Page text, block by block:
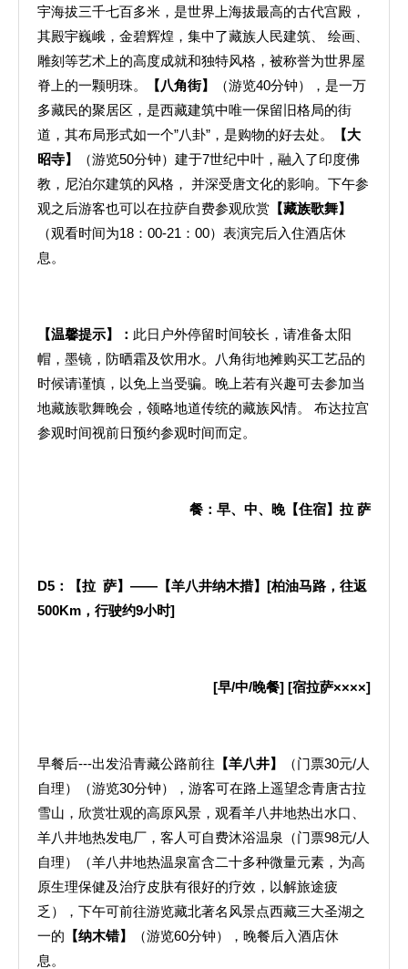
宇海拔三千七百多米，是世界上海拔最高的古代宫殿，
其殿宇巍峨，金碧辉煌，集中了藏族人民建筑、 绘画、
雕刻等艺术上的高度成就和独特风格，被称誉为世界屋
脊上的一颗明珠。
【八角街】
（游览40分钟），是一万
多藏民的聚居区，是西藏建筑中唯一保留旧格局的街
道，其布局形式如一个”八卦”，是购物的好去处。
【大
昭寺】
（游览50分钟）建于7世纪中叶，融入了印度佛
教，尼泊尔建筑的风格， 并深受唐文化的影响。下午参
观之后游客也可以在拉萨自费参观欣赏 【藏族歌舞】
（观看时间为18：00-21：00）表演完后入住酒店休
息。
【温馨提示】： 此日户外停留时间较长，请准备太阳
帽，墨镜，防晒霜及饮用水。八角街地摊购买工艺品的
时候请谨慎，以免上当受骗。晚上若有兴趣可去参加当
地藏族歌舞晚会，领略地道传统的藏族风情。 布达拉宫
参观时间视前日预约参观时间而定。
餐：早、中、晚【住宿】拉 萨
D5 ：【拉 萨】——【羊八井纳木措】 [柏油马路，往返
500Km ，行驶约9小时]
[早/中/晚餐] [宿拉萨××××]
早餐后---出发沿青藏公路前往 【羊八井】
（门票30元/人
自理）（游览30分钟），游客可在路上遥望念青唐古拉
雪山，欣赏壮观的高原风景，观看羊八井地热出水口、
羊八井地热发电厂，客人可自费沐浴温泉（门票98元/人
自理）（羊八井地热温泉富含二十多种微量元素，为高
原生理保健及治疗皮肤有很好的疗效，以解旅途疲
乏），下午可前往游览藏北著名风景点西藏三大圣湖之
一的 【纳木错】
（游览60分钟），晚餐后入酒店休
息。